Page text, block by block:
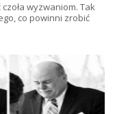
wyzwaniom. Tak
co powinni zrobić